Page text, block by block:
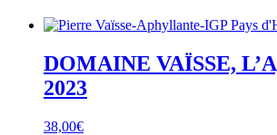
DOMAINE VAÏSSE,
2023
38,00€